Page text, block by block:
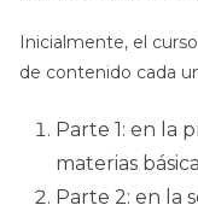
Inicialmente, el
de contenido cada
Parte 1: en la
materias
Parte 2: en la